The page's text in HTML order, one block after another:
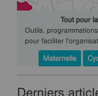
Tout pour
Outils,
pour faciliter
Maternelle